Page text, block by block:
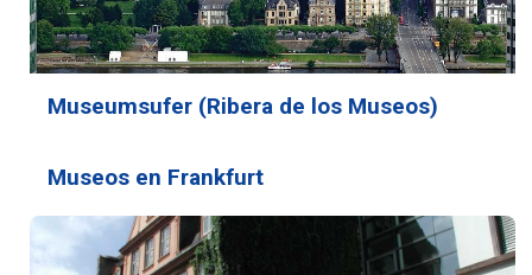
Museumsufer (Ribera de los Museos)
Museos en Frankfurt